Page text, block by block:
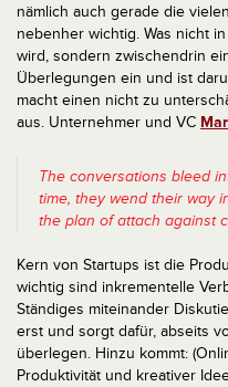
nämlich auch gerade die
nebenher wichtig. Was nicht
wird, sondern zwischendrin
Überlegungen ein und ist
macht einen nicht zu
aus. Unternehmer und VC
The conversations bleed
time, they wend their way
the plan of attach against
Kern von Startups ist die
wichtig sind inkrementelle
Ständiges miteinander
erst und sorgt dafür, abseits
überlegen. Hinzu kommt:
Produktivität und kreativer